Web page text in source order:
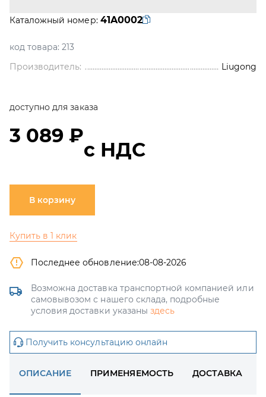
Каталожный номер: 41A0002
код товара: 213
Производитель:
Liugong
доступно для заказа
3 089 ₽
с НДС
В корзину
Купить в 1 клик
Последнее обновление:08-08-2026
Возможна доставка транспортной компанией или
самовывозом с нашего склада, подробные
условия доставки указаны здесь
Получить консультацию онлайн
ОПИСАНИЕ ПРИМЕНЯЕМОСТЬ ДОСТАВКА